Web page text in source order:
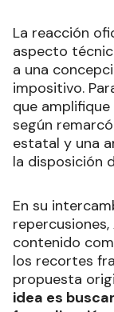
La reacción
aspecto
a una
impositivo.
que
según
estatal y una
la disposición
En su
repercusiones,
contenido
los recortes
propuesta
idea es